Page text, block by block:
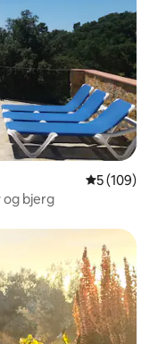
5 ud af 5 i
5 (109)
og bjerg